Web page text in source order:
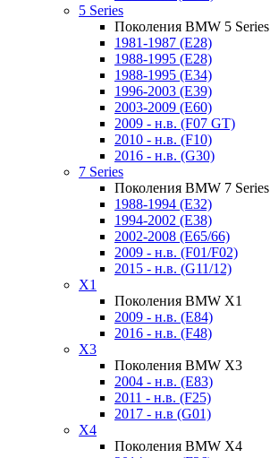
5 Series
Поколения BMW 5 Series
1981-1987 (E28)
1988-1995 (E28)
1988-1995 (E34)
1996-2003 (E39)
2003-2009 (E60)
2009 - н.в. (F07 GT)
2010 - н.в. (F10)
2016 - н.в. (G30)
7 Series
Поколения BMW 7 Series
1988-1994 (E32)
1994-2002 (E38)
2002-2008 (E65/66)
2009 - н.в. (F01/F02)
2015 - н.в. (G11/12)
X1
Поколения BMW X1
2009 - н.в. (E84)
2016 - н.в. (F48)
X3
Поколения BMW X3
2004 - н.в. (E83)
2011 - н.в. (F25)
2017 - н.в (G01)
X4
Поколения BMW X4